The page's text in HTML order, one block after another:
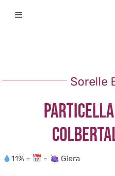
Toggle
Regala un’esperienza
Sorelle
11% – – Glera